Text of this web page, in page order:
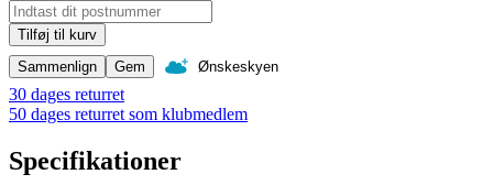
Tilføj til kurv
Sammenlign
Gem Ønskeskyen
30 dages returret
50 dages returret som klubmedlem
Specifikationer